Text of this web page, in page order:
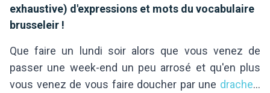
exhaustive) d'expressions et mots du vocabulaire
brusseleir !
Que faire un lundi soir alors que vous venez de
passer une week-end un peu arrosé et qu'en plus
vous venez de vous faire doucher par une drache...